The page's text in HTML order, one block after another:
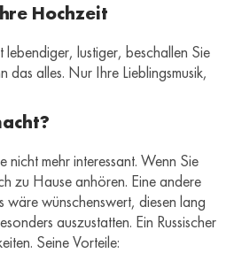
Hochzeit
lustiger, beschallen Sie
das alles. Nur Ihre Lieblingsmusik,
nicht mehr interessant. Wenn Sie
zu Hause anhören. Eine andere
wäre wünschenswert, diesen lang
auszustatten. Ein Russischer
Seine Vorteile: